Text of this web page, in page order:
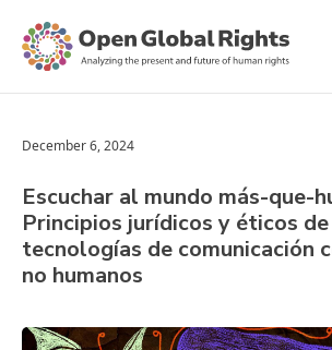
December 6, 2024
Escuchar al mundo más-que-
Principios jurídicos y éticos
tecnologías de comunicación
no humanos